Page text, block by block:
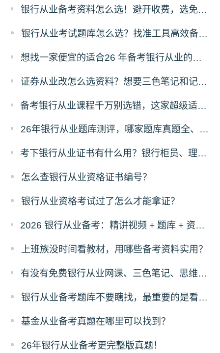
银行从业备考资料怎么选！避开收费，选免费资料，省太多！
银行从业考试题库怎么选？找准工具高效备考！
想找一家便宜的适合26 年备考银行从业的刷题题库，求推荐！
证券从业改怎么选资料？想要三色笔记和记忆口诀资料哪里有？
备考银行从业课程千万别选错，这家超级适合零基础，主要还实惠！
26年银行从业题库测评，哪家题库真题全、免费东西多？
考下银行从业证书有什么用？银行柜员、理财经理、客户经理是否强制持证？
怎么查银行从业资格证书编号？
银行从业资格考试过了怎么才能拿证？
2026 银行从业备考：精讲视频 + 题库 + 资料一站式，零基础也能过
上班族没时间看教材，用哪些备考资料实用？
有没有免费银行从业网课、三色笔记、思维导图、计算公式！
银行从业备考题库不要瞎找，最重要的是看这三点！
基金从业备考真题在哪里可以找到？
26年银行从业备考更完整版真题！